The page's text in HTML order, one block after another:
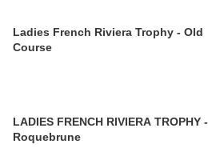
Ladies French Riviera Trophy - Old
Course
LADIES FRENCH RIVIERA TROPHY -
Roquebrune